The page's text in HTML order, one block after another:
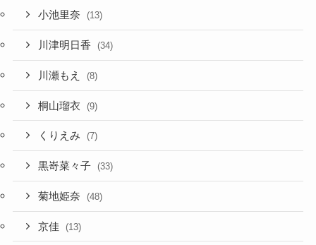
小池里奈 (13)
川津明日香 (34)
川瀬もえ (8)
桐山瑠衣 (9)
くりえみ (7)
黒嵜菜々子 (33)
菊地姫奈 (48)
京佳 (13)